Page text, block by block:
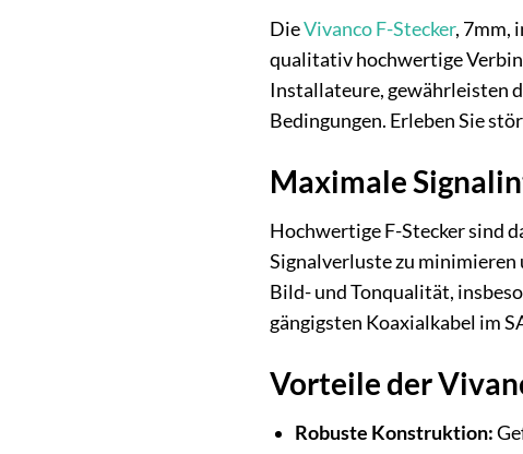
DieVivancoF-Stecker, 7mm,
qualitativ hochwertige
Installateure, gewährleisten
Bedingungen. Erleben Sie
Maximale
Hochwertige F-Stecker sind
Signalverluste zu minimieren
Bild- und Tonqualität,
gängigsten Koaxialkabel im
Vorteile der
Robuste Konstruktion: